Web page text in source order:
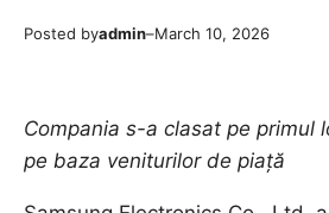
Posted byadmin–March 10, 2026
Compania s-a clasat pe primul
pe baza veniturilor de piață